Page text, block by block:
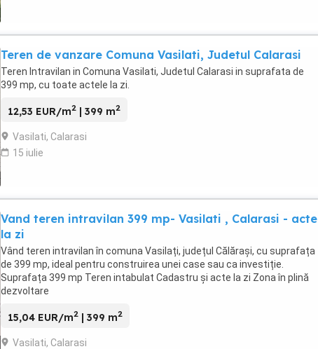
Teren de vanzare Comuna Vasilati, Judetul Calarasi
Teren Intravilan in Comuna Vasilati, Judetul Calarasi in suprafata de
399 mp, cu toate actele la zi.
12,53 EUR/m2 | 399 m2
Vasilati, Calarasi
15 iulie
Vand teren intravilan 399 mp- Vasilati , Calarasi - acte
la zi
Vând teren intravilan în comuna Vasilați, județul Călărași, cu suprafața
de 399 mp, ideal pentru construirea unei case sau ca investiție.
Suprafața 399 mp Teren intabulat Cadastru și acte la zi Zona în plină
dezvoltare
15,04 EUR/m2 | 399 m2
Vasilati, Calarasi